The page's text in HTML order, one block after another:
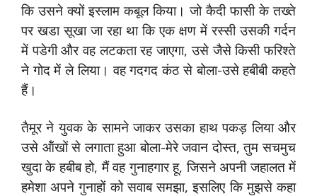
कि उसने क्‍यों इस्‍लाम कबूल किया। जो कैदी फासी के तख्‍ते
पर खडा सूखा जा रहा था कि एक क्षण में रस्‍सी उसकी गर्दन
में पडेगी और वह लटकता रह जाएगा, उसे जैसे किसी फरिश्‍ते
ने गोद में ले लिया। वह गदगद कंठ से बोला-उसे हबीबी कहते
हैं।
तैमूर ने युवक के सामने जाकर उसका हाथ पकड़ लिया और
उसे ऑंखों से लगाता हुआ बोला-मेरे जवान दोस्‍त, तुम सचमुच
खुदा के हबीब हो, मैं वह गुनाहगार हू, जिसने अपनी जहालत में
हमेशा अपने गुनाहों को सवाब समझा, इसलिए कि मुझसे कहा